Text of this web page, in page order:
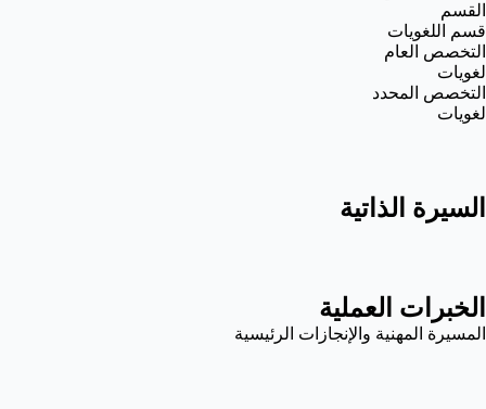
القسم
قسم اللغويات
التخصص العام
لغويات
التخصص المحدد
لغويات
السيرة الذاتية
الخبرات العملية
المسيرة المهنية والإنجازات الرئيسية